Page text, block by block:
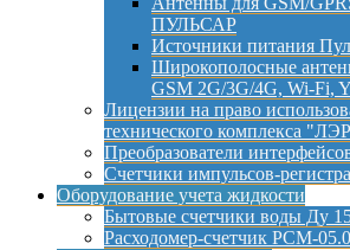
ПУЛЬСАР
Источники питания
Широкополосные
GSM 2G/3G/4G, Wi-Fi,
Лицензии на право
технического комплекса
Преобразователи
Счетчики импульсов-
Оборудование учета жидкости
Бытовые счетчики воды Ду
Расходомер-счетчик РСМ-